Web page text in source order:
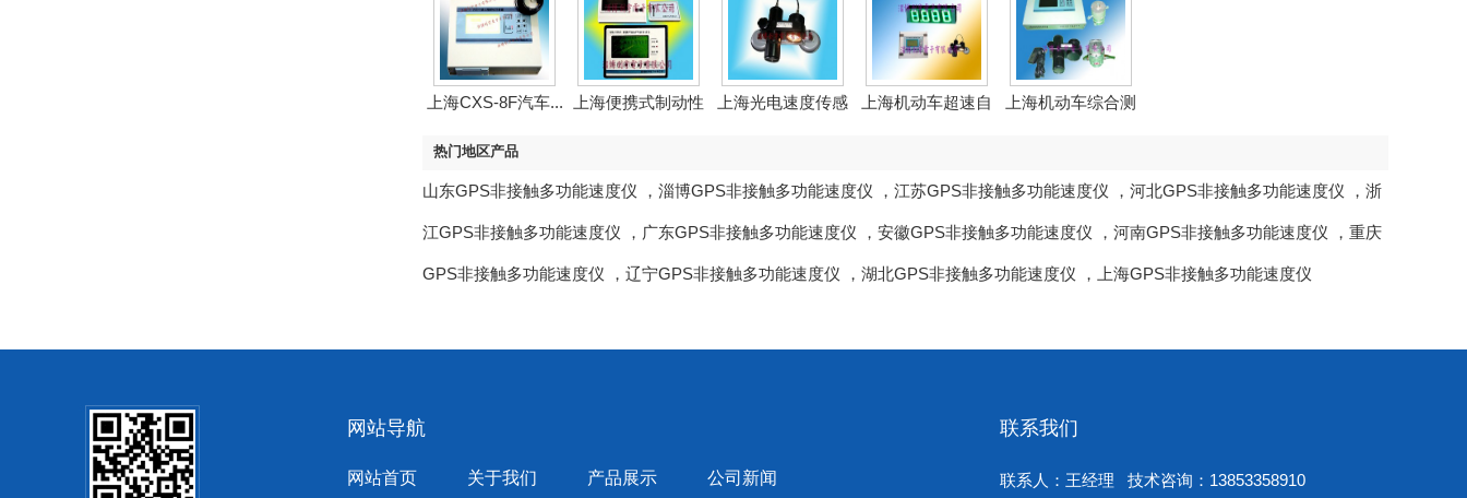
上海CXS-8F汽车...
上海便携式制动性
上海光电速度传感
上海机动车超速自
上海机动车综合测
热门地区产品
山东GPS非接触多功能速度仪 ， 淄博GPS非接触多功能速度仪 ， 江苏GPS非接触多功能速度仪 ， 河北GPS非接触多功能速度仪 ， 浙
江GPS非接触多功能速度仪 ， 广东GPS非接触多功能速度仪 ， 安徽GPS非接触多功能速度仪 ， 河南GPS非接触多功能速度仪 ， 重庆
GPS非接触多功能速度仪 ， 辽宁GPS非接触多功能速度仪 ， 湖北GPS非接触多功能速度仪 ， 上海GPS非接触多功能速度仪
网站导航
网站首页 关于我们 产品展示 公司新闻
联系我们
联系人：王经理 技术咨询：13853358910